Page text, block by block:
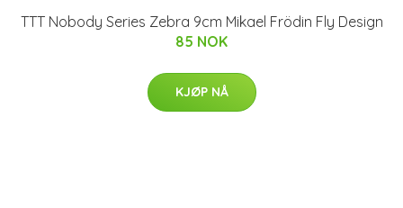
TTT Nobody Series Zebra 9cm Mikael Frödin Fly Design
85 NOK
KJØP NÅ